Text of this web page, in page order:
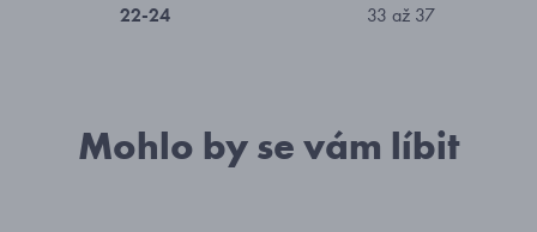
22-24 33 až 37
Mohlo by se vám líbit